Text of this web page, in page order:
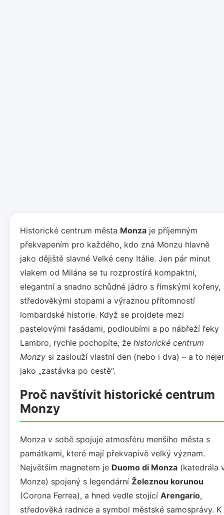
Historické centrum města Monza je příjemným
překvapením pro každého, kdo zná Monzu hlavně
jako dějiště slavné Velké ceny Itálie. Jen pár minut
vlakem od Milána se tu rozprostírá kompaktní,
elegantní a snadno schůdné jádro s římskými kořeny,
středověkými stopami a výraznou přítomností
lombardské historie. Když se projdete mezi
pastelovými fasádami, podloubími a po nábřeží řeky
Lambro, rychle pochopíte, že historické centrum
Monzy si zaslouží vlastní den (nebo i dva) – a to
jako „zastávka po cestě“.
Proč navštívit historické centrum
Monzy
Monza v sobě spojuje atmosféru menšího města s
památkami, které mají překvapivě velký význam.
Největším magnetem je Duomo di Monza (katedrála
Monze) spojený s legendární Železnou korunou
(Corona Ferrea), a hned vedle stojící Arengario,
středověká radnice a symbol městské samosprávy. K